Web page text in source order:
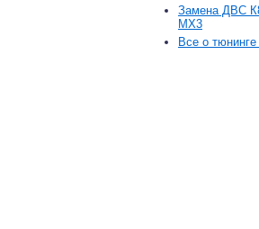
Замена ДВС
MX3
Все о